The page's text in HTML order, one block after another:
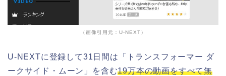
（画像引用元：U-NEXT）
U-NEXTに登録して31日間は「トランスフォーマー ダ
ークサイド・ムーン」を含む19万本の動画をすべて無